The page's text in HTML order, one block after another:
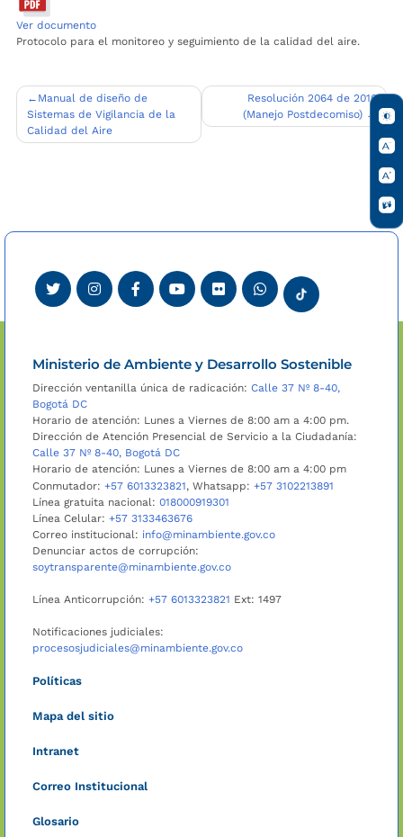
Ver documento
Protocolo para el monitoreo y seguimiento de la calidad del aire.
Navegación
de
entradas
Manual de diseño de
Sistemas de Vigilancia de la
Calidad del Aire
Resolución 2064 de 2010
(Manejo Postdecomiso)
Ministerio de Ambiente y Desarrollo Sostenible
Dirección ventanilla única de radicación: Calle 37 Nº 8-40,
Bogotá DC
Horario de atención: Lunes a Viernes de 8:00 am a 4:00 pm.
Dirección de Atención Presencial de Servicio a la Ciudadanía:
Calle 37 Nº 8-40, Bogotá DC
Horario de atención: Lunes a Viernes de 8:00 am a 4:00 pm
Conmutador: +57 6013323821, Whatsapp: +57 3102213891
Línea gratuita nacional: 018000919301
Línea Celular: +57 3133463676
Correo institucional: info@minambiente.gov.co
Denunciar actos de corrupción:
soytransparente@minambiente.gov.co
Línea Anticorrupción: +57 6013323821 Ext: 1497
Notificaciones judiciales:
procesosjudiciales@minambiente.gov.co
Políticas
Mapa del sitio
Intranet
Correo Institucional
Glosario